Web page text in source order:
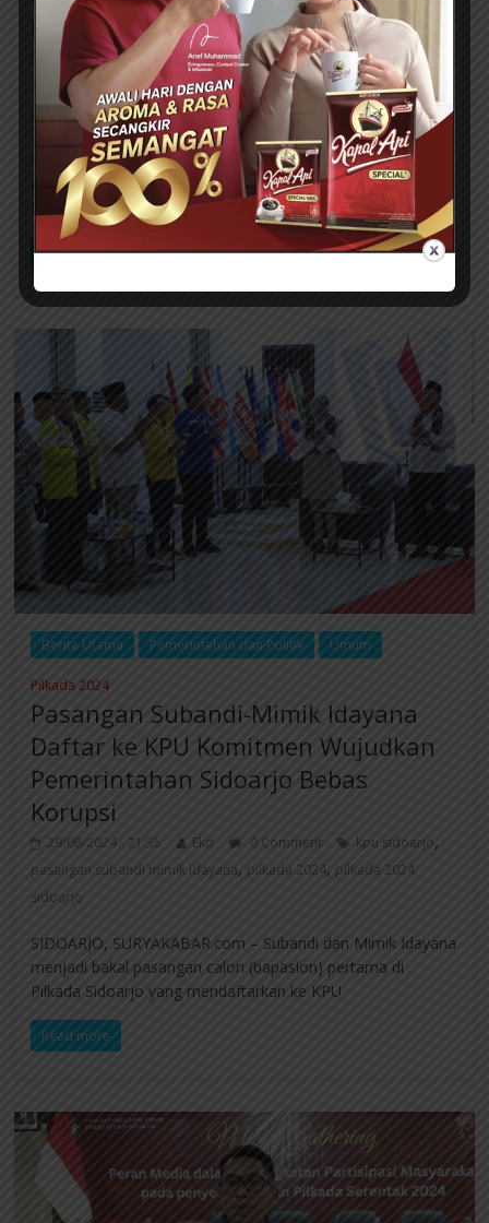
Raih 80 Persen Suara
30/08/2024 - 15:06 Eko 0 Comment
achmad amir
aslichin
, kpu sidoarjo,mas iin,pasangan mas iin dan edi widodo
pilkada 2024 sidoarjo
SIDOARJO, SURYAKABAR.com – Achmad Amir Aslichin yang
akrab disapa Mas Iin dan Edi Widodo, mendaftar sebagai
Pasangan Calon Bupati dan
Read more
Berita Utama Pemerintahan dan Politik Umum
Pilkada 2024
Pasangan Subandi-Mimik Idayana
Daftar ke KPU Komitmen Wujudkan
Pemerintahan Sidoarjo Bebas
Korupsi
29/08/2024 - 21:35 Eko 0 Comment kpu sidoarjo,
pasangan subandi mimik idayana, pilkada 2024, pilkada 2024
sidoarjo
SIDOARJO, SURYAKABAR.com – Subandi dan Mimik Idayana
menjadi bakal pasangan calon (bapaslon) pertama di
Pilkada Sidoarjo yang mendaftarkan ke KPU
Read more